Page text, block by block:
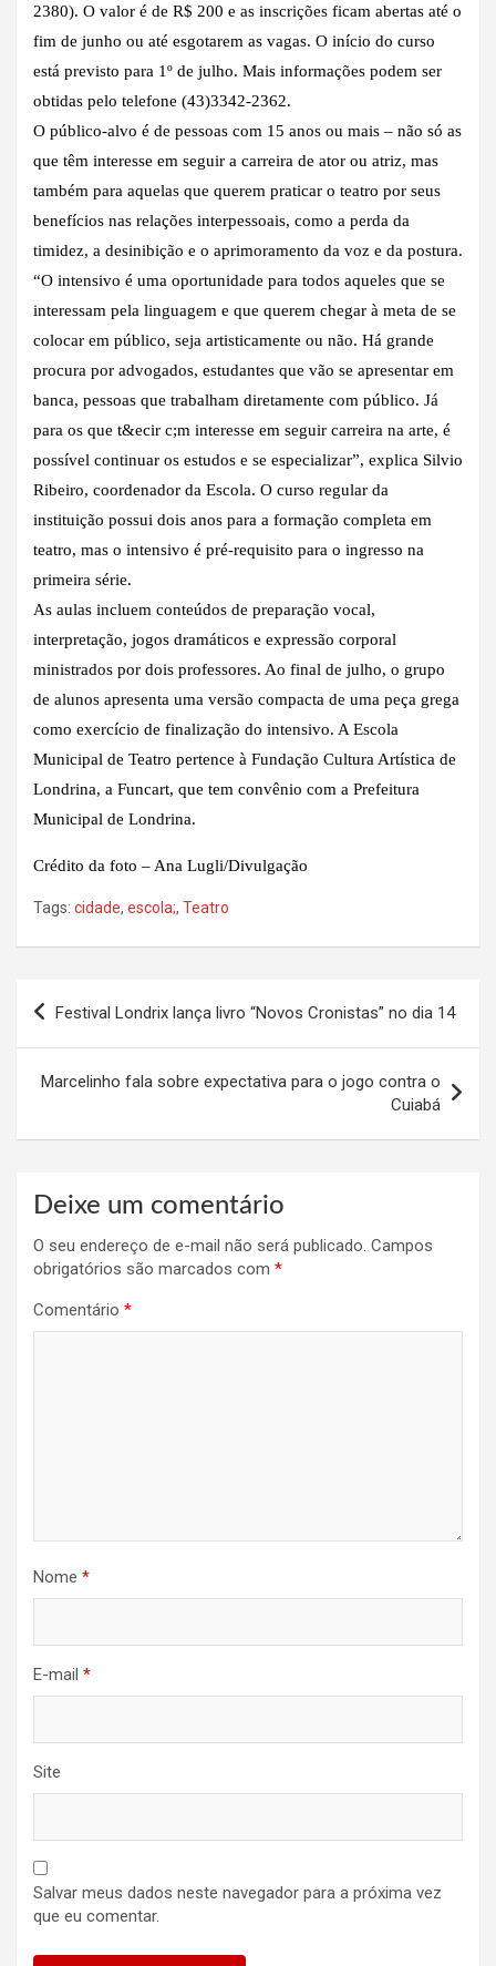
2380). O valor é de R$ 200 e as inscrições ficam abertas até o
fim de junho ou até esgotarem as vagas. O início do curso
está previsto para 1º de julho. Mais informações podem ser
obtidas pelo telefone (43)3342-2362.
O público-alvo é de pessoas com 15 anos ou mais – não só as
que têm interesse em seguir a carreira de ator ou atriz, mas
também para aquelas que querem praticar o teatro por seus
benefícios nas relações interpessoais, como a perda da
timidez, a desinibição e o aprimoramento da voz e da postura.
“O intensivo é uma oportunidade para todos aqueles que se
interessam pela linguagem e que querem chegar à meta de se
colocar em público, seja artisticamente ou não. Há grande
procura por advogados, estudantes que vão se apresentar em
banca, pessoas que trabalham diretamente com público. Já
para os que t&ecir c;m interesse em seguir carreira na arte, é
possível continuar os estudos e se especializar”, explica Silvio
Ribeiro, coordenador da Escola. O curso regular da
instituição possui dois anos para a formação completa em
teatro, mas o intensivo é pré-requisito para o ingresso na
primeira série.
As aulas incluem conteúdos de preparação vocal,
interpretação, jogos dramáticos e expressão corporal
ministrados por dois professores. Ao final de julho, o grupo
de alunos apresenta uma versão compacta de uma peça grega
como exercício de finalização do intensivo. A Escola
Municipal de Teatro pertence à Fundação Cultura Artística de
Londrina, a Funcart, que tem convênio com a Prefeitura
Municipal de Londrina.
Crédito da foto – Ana Lugli/Divulgação
Tags: cidade, escola;, Teatro
Festival Londrix lança livro “Novos Cronistas” no dia 14
Marcelinho fala sobre expectativa para o jogo contra o
Cuiabá
Deixe um comentário
O seu endereço de e-mail não será publicado. Campos
obrigatórios são marcados com *
Comentário *
Nome *
E-mail *
Site
Salvar meus dados neste navegador para a próxima vez
que eu comentar.